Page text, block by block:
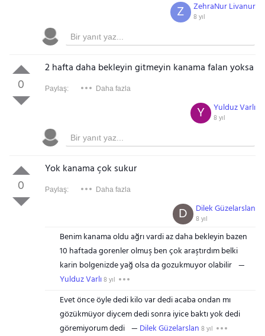
ZehraNur Livanur
8 yıl
Z
0
2 hafta daha bekleyin gitmeyin kanama falan yoksa
Paylaş: Daha fazla
Yulduz Varlı
8 yıl
Y
0
Yok kanama çok sukur
Paylaş: Daha fazla
Dilek Güzelarslan
8 yıl
D
Benim kanama oldu ağrı vardi az daha bekleyin bazen
10 haftada gorenler olmuş ben çok araştırdım belki
karin bolgenizde yağ olsa da gozukmuyor olabilir
Yulduz Varlı8 yıl
Evet önce öyle dedi kilo var dedi acaba ondan mı
gözükmüyor diycem dedi sonra iyice baktı yok dedi
göremiyorum dedi
Dilek Güzelarslan 8 yıl